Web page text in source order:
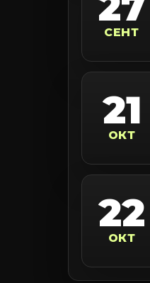
СЕНТ
21
ОКТ
22
ОКТ